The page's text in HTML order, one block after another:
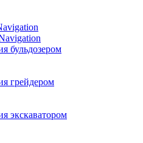
бульдозером
грейдером
экскаватором